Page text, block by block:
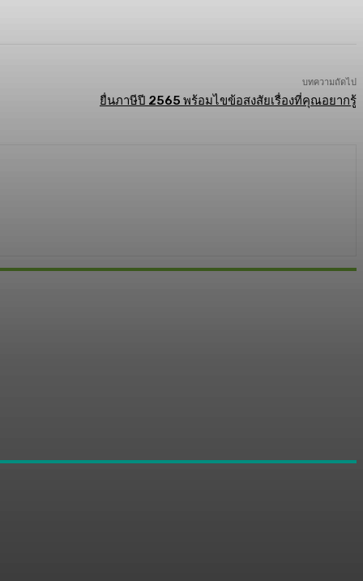
บทความถัดไป
ยื่นภาษีปี 2565 พร้อมไขข้อสงสัยเรื่องที่คุณอยากรู้